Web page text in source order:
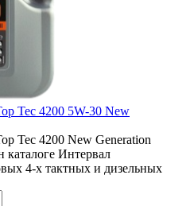
Tec 4200 5W-30 New
Tec 4200 New Generation
каталоге Интервал
4-х тактных и дизельных